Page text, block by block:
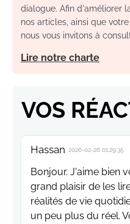
dialogue. Afin d'améliorer
nos articles, ainsi que
nous vous invitons à
Lire notre charte
VOS
Hassan 2026-02-26 01:29:35
Bonjour. J'aime bien
grand plaisir de les
réalités de vie
un peu plus du réel.